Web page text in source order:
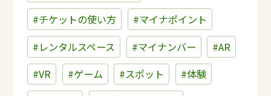
#チケットの使い方
#マイナポイント
#レンタルスペース
#マイナンバー
#AR
#VR
#ゲーム #スポット
#体験